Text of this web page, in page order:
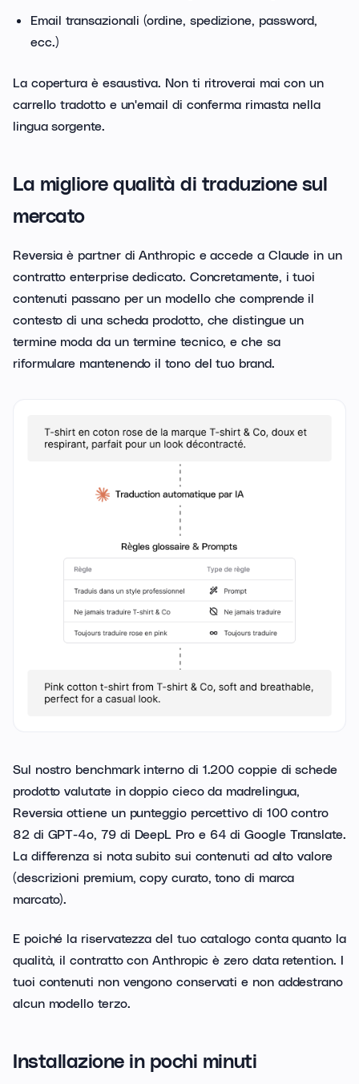
Email transazionali (ordine, spedizione, password,
ecc.)
La copertura è esaustiva. Non ti ritroverai mai con un
carrello tradotto e un'email di conferma rimasta nella
lingua sorgente.
La migliore qualità di traduzione sul
mercato
Reversia è partner di Anthropic e accede a Claude in un
contratto enterprise dedicato. Concretamente, i tuoi
contenuti passano per un modello che comprende il
contesto di una scheda prodotto, che distingue un
termine moda da un termine tecnico, e che sa
riformulare mantenendo il tono del tuo brand.
Sul nostro benchmark interno di 1.200 coppie di schede
prodotto valutate in doppio cieco da madrelingua,
Reversia ottiene un punteggio percettivo di 100 contro
82 di GPT-4o, 79 di DeepL Pro e 64 di Google Translate.
La differenza si nota subito sui contenuti ad alto valore
(descrizioni premium, copy curato, tono di marca
marcato).
E poiché la riservatezza del tuo catalogo conta quanto la
qualità, il contratto con Anthropic è zero data retention. I
tuoi contenuti non vengono conservati e non addestrano
alcun modello terzo.
Installazione in pochi minuti